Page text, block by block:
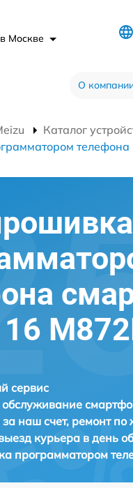
в Москве
О
Каталог
телефона
сервис
наш счет, ремонт
курьера в день
программатором